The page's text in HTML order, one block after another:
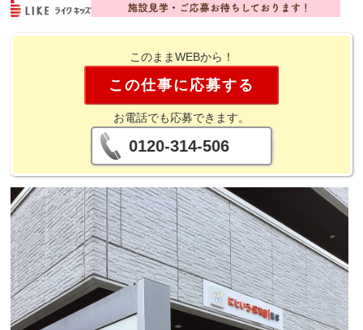
このままWEBから！
この仕事に応募する
お電話でも応募できます。
0120-314-506